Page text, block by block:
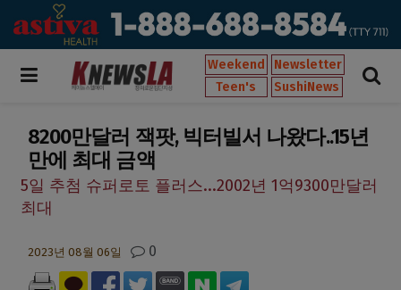
Weekend
Newsletter
Teen's
SushiNews
8200만달러 잭팟, 빅터빌서 나왔다..15년
만에 최대 금액
5일 추첨 슈퍼로토 플러스...2002년 1억9300만달러
최대
2023년 08월 06일 0